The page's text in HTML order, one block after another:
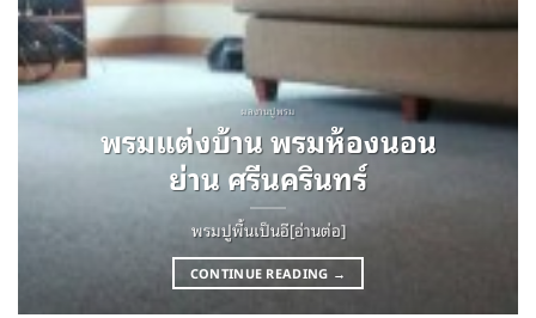
ผลงานปูพรม
พรมแต่งบ้าน พรมห้องนอน
ย่าน ศรีนครินทร์
พรมปูพื้นเป็นอี[อ่านต่อ]
CONTINUE READING →